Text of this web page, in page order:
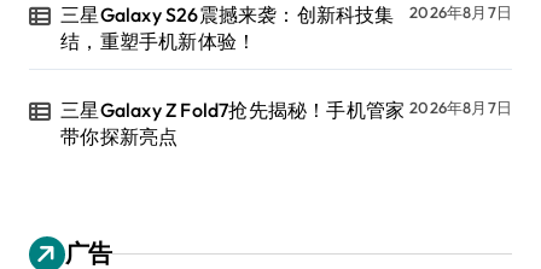
三星Galaxy S26震撼来袭：创新科技集
结，重塑手机新体验！
2026年8月7日
三星Galaxy Z Fold7抢先揭秘！手机管家
带你探新亮点
2026年8月7日
广告